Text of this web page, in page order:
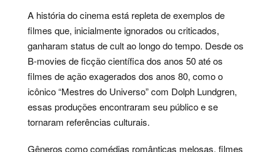
A história do cinema está repleta de exemplos de
filmes que, inicialmente ignorados ou criticados,
ganharam status de cult ao longo do tempo. Desde os
B-movies de ficção científica dos anos 50 até os
filmes de ação exagerados dos anos 80, como o
icônico “Mestres do Universo” com Dolph Lundgren,
essas produções encontraram seu público e se
tornaram referências culturais.
Gêneros como comédias românticas melosas, filmes